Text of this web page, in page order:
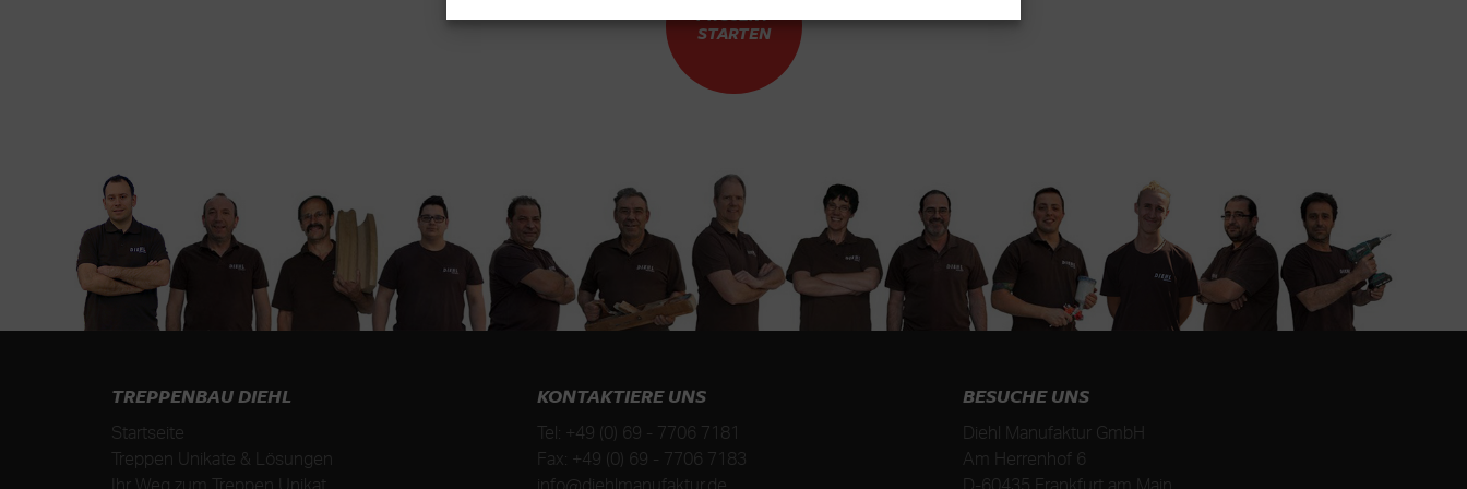
PROJEKT
STARTEN
TREPPENBAU DIEHL
Startseite
Treppen Unikate & Lösungen
KONTAKTIERE UNS
Tel: +49 (0) 69 - 7706 7181
Fax: +49 (0) 69 - 7706 7183
BESUCHE UNS
Diehl Manufaktur GmbH
Am Herrenhof 6